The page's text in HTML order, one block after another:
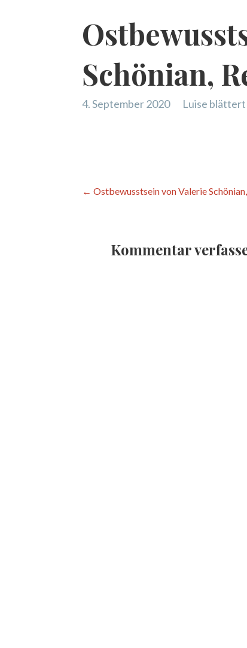
Schönian,
4. September 2020 Luise
← Ostbewusstsein von Valerie
Kommentar